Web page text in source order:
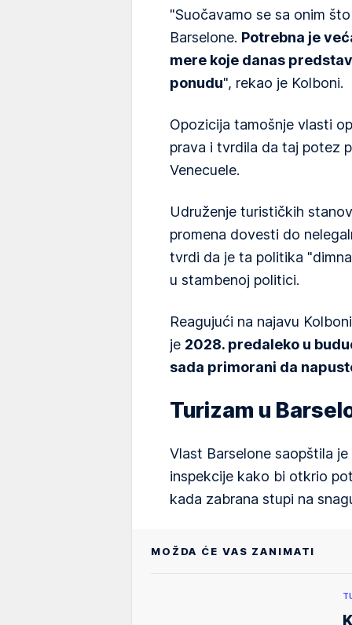
"Suočavamo se sa onim
Barselone. Potrebna je
mere koje danas
ponudu", rekao je Kolboni.
Opozicija tamošnje vlasti
prava i tvrdila da taj potez
Venecuele.
Udruženje turističkih
promena dovesti do
tvrdi da je ta politika
u stambenoj politici.
Reagujući na najavu
je 2028. predaleko u
sada primorani da
Turizam u
Vlast Barselone saopštila
inspekcije kako bi otkrio
kada zabrana stupi na
MOŽDA ĆE VAS ZANIMATI